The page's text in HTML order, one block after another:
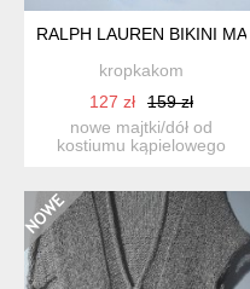
RALPH LAUREN BIKINI
kropkakom
127 zł
159 zł
nowe majtki/dół od
kostiumu kąpielowego